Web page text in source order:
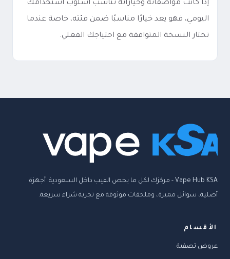
إذا كانت مواصفاته وخياراته تناسب أسلوب استخدامك
اليومي، فهو يعد خيارًا مناسبًا ضمن فئته، خاصة عندما
تختار النسخة المتوافقة مع احتياجك الفعلي.
Vape Hub KSA - مركزك لكل ما يخص الفيب داخل السعودية. أجهزة
أصلية، سوائل مميزة، وملحقات موثوقة مع تجربة شراء سريعة.
الأقسام
عروض تصفية